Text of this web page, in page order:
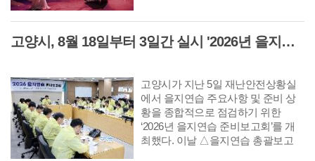
살로메는 남성을 유혹해 파멸로 이끄
는 세기의 요부(妖婦) '살로메'를 소재
로 한 오스카 와일드의 동명 희곡을
연출이 감각적인 움직임과 무대 언어
를 더해 완성한 탐미적 창극이다.
고양시, 8월 18일부터 3일간 실시 '2026년 을지연습' 앞두고 준비보고회 개최
고양시가 지난 5일 재난안전상황실
에서 을지연습 주요사항 및 준비 상
황을 종합적으로 점검하기 위한
‘2026년 을지연습 준비보고회’를 개
최했다. 이날 △을지연습 총괄보고